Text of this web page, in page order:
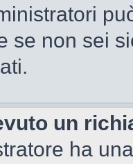
se non sei
un
ha